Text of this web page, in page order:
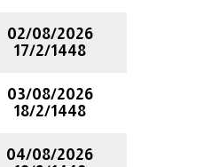
02/08/2026
17/2/1448
03/08/2026
18/2/1448
04/08/2026